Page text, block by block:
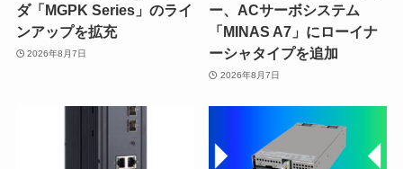
ダ「MGPK Series」のライ
ンアップを拡充
2026年8月7日
ー、ACサーボシステム
「MINAS A7」にローイナ
ーシャタイプを追加
2026年8月7日